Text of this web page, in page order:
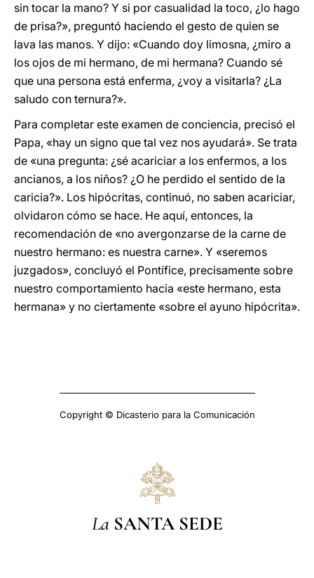
sin tocar la mano? Y si por casualidad la toco, ¿lo hago
de prisa?», preguntó haciendo el gesto de quien se
lava las manos. Y dijo: «Cuando doy limosna, ¿miro a
los ojos de mi hermano, de mi hermana? Cuando sé
que una persona está enferma, ¿voy a visitarla? ¿La
saludo con ternura?».
Para completar este examen de conciencia, precisó el
Papa, «hay un signo que tal vez nos ayudará». Se trata
de «una pregunta: ¿sé acariciar a los enfermos, a los
ancianos, a los niños? ¿O he perdido el sentido de la
caricia?». Los hipócritas, continuó, no saben acariciar,
olvidaron cómo se hace. He aquí, entonces, la
recomendación de «no avergonzarse de la carne de
nuestro hermano: es nuestra carne». Y «seremos
juzgados», concluyó el Pontífice, precisamente sobre
nuestro comportamiento hacia «este hermano, esta
hermana» y no ciertamente «sobre el ayuno hipócrita».
Copyright © Dicasterio para la Comunicación
La SANTA SEDE